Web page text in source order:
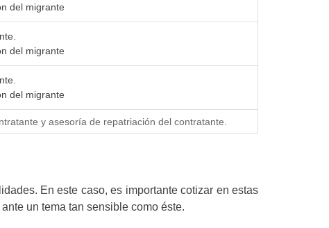
del migrante
del migrante
del migrante
y asesoría de repatriación del contratante.
En este caso, es importante cotizar en estas
un tema tan sensible como éste.